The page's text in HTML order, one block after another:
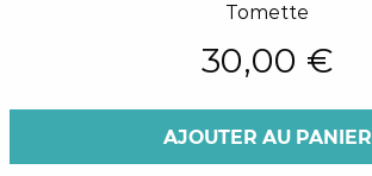
Tomette
30,00 €
AJOUTER AU PANIER